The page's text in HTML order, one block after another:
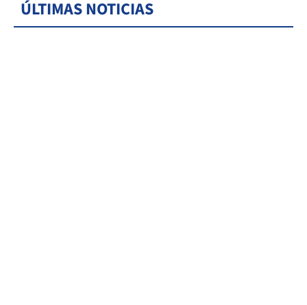
ÚLTIMAS NOTICIAS